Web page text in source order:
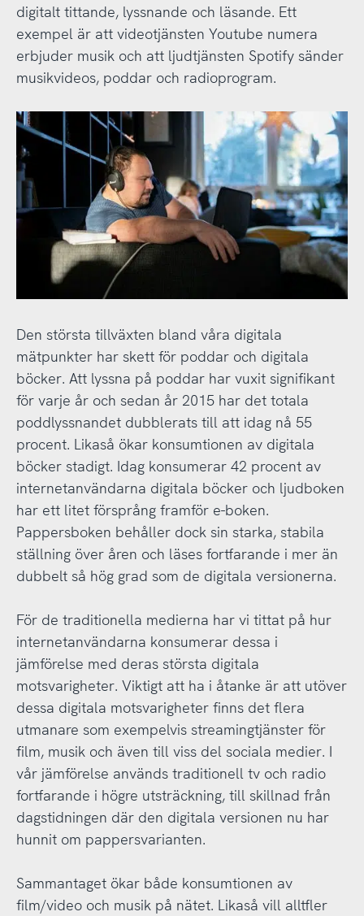
digitalt tittande, lyssnande och läsande. Ett
exempel är att videotjänsten Youtube numera
erbjuder musik och att ljudtjänsten Spotify sänder
musikvideos, poddar och radioprogram.
Den största tillväxten bland våra digitala
mätpunkter har skett för poddar och digitala
böcker. Att lyssna på poddar har vuxit signifikant
för varje år och sedan år 2015 har det totala
poddlyssnandet dubblerats till att idag nå 55
procent. Likaså ökar konsumtionen av digitala
böcker stadigt. Idag konsumerar 42 procent av
internetanvändarna digitala böcker och ljudboken
har ett litet försprång framför e-boken.
Pappersboken behåller dock sin starka, stabila
ställning över åren och läses fortfarande i mer än
dubbelt så hög grad som de digitala versionerna.
För de traditionella medierna har vi tittat på hur
internetanvändarna konsumerar dessa i
jämförelse med deras största digitala
motsvarigheter. Viktigt att ha i åtanke är att utöver
dessa digitala motsvarigheter finns det flera
utmanare som exempelvis streamingtjänster för
film, musik och även till viss del sociala medier. I
vår jämförelse används traditionell tv och radio
fortfarande i högre utsträckning, till skillnad från
dagstidningen där den digitala versionen nu har
hunnit om pappersvarianten.
Sammantaget ökar både konsumtionen av
film/video och musik på nätet. Likaså vill alltfler